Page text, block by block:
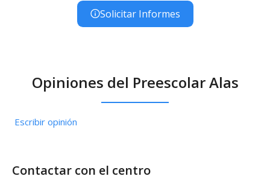
Solicitar Informes
Opiniones del Preescolar Alas
Escribir opinión
Contactar con el centro